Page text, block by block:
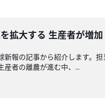
拡大する 生産者が増加
新報の記事から紹介します。
産者の離農が進む中、...